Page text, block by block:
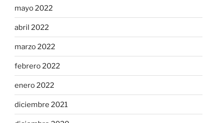
mayo 2022
abril 2022
marzo 2022
febrero 2022
enero 2022
diciembre 2021